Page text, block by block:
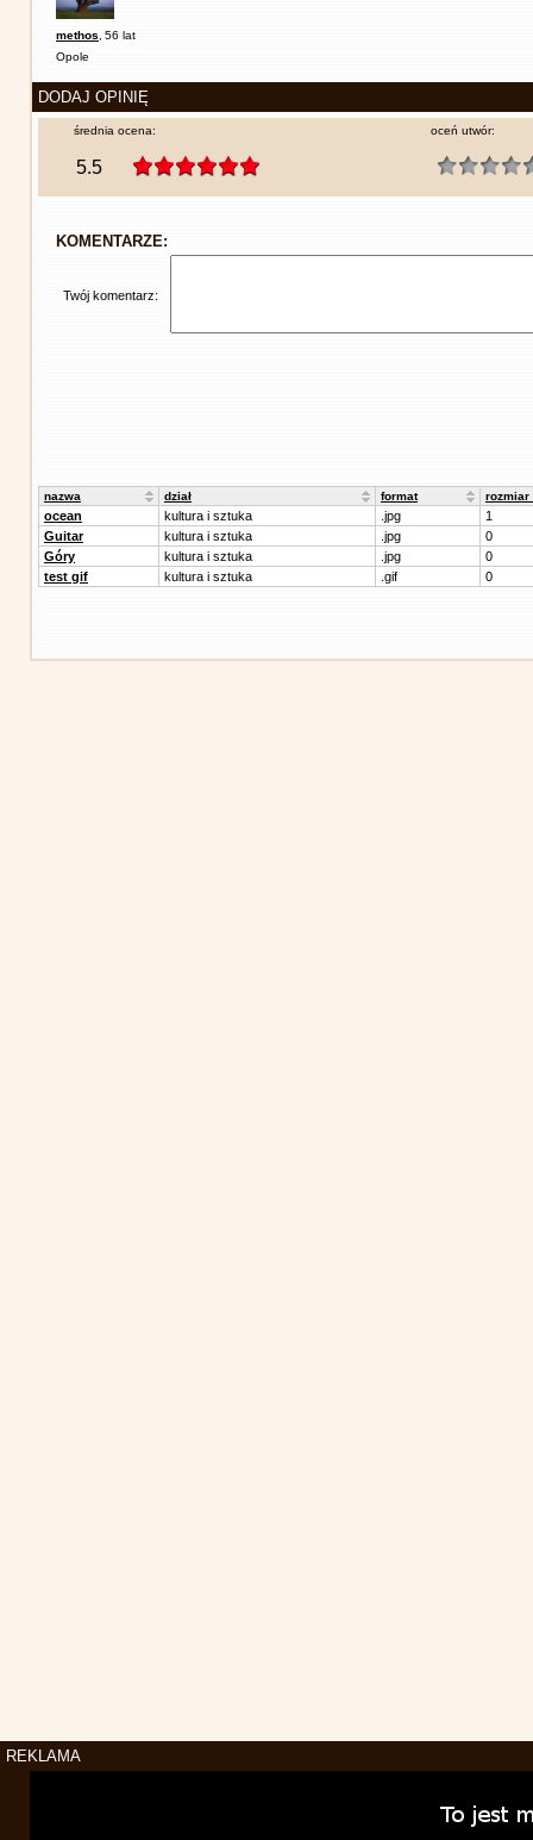
methos 56 lat
Opole
DODAJ OPINIĘ
średnia ocena:
5.5
oceń utwór:
KOMENTARZE:
Twój komentarz:
nazwa dział format rozmiar
ocean kultura i sztuka .jpg
1
Guitar
kultura i sztuka .jpg
0
Góry
kultura i sztuka .jpg
0
test gif
kultura i sztuka .gif 0
REKLAMA